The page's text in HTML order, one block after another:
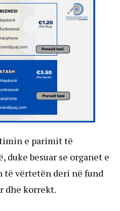
e parimit të
duke besuar se organet e
të vërtetën deri në fund
dhe korrekt.